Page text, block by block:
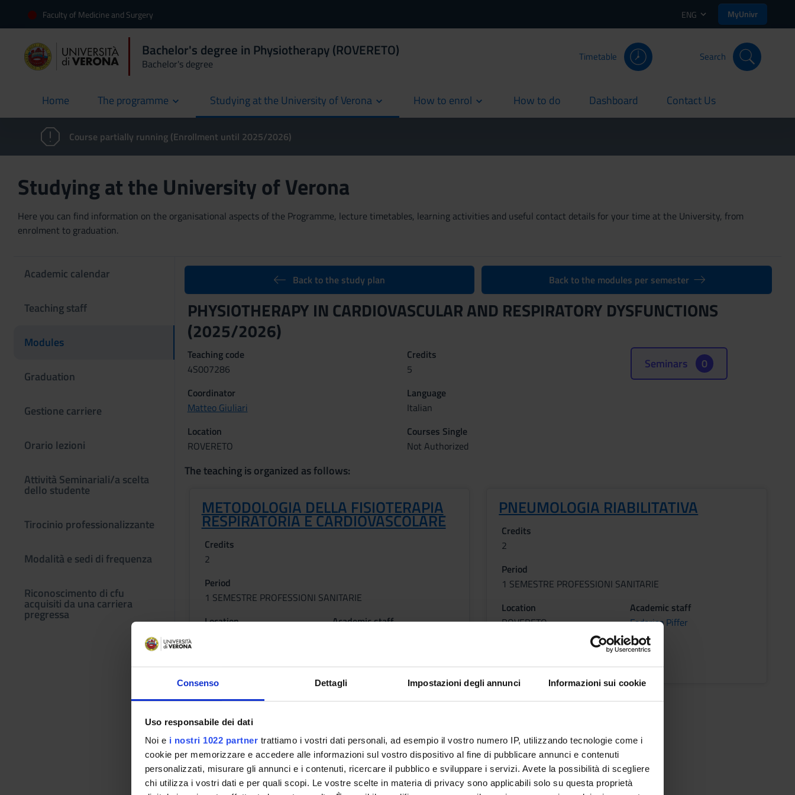
Consenso Dettagli Impostazioni degli annunci Informazioni sui cookie
Uso responsabile dei dati
Noi e i nostri 1022 partner trattiamo i vostri dati personali, ad esempio il vostro numero IP, utilizzando tecnologie come i
cookie per memorizzare e accedere alle informazioni sul vostro dispositivo al fine di pubblicare annunci e contenuti
personalizzati, misurare gli annunci e i contenuti, ricercare il pubblico e sviluppare i servizi. Avete la possibilità di scegliere
chi utilizza i vostri dati e per quali scopi. Le vostre scelte in materia di privacy sono applicabili solo su questa proprietà
Faculty of Medicine and Surgery ENG MyUnivr
Bachelor's degree in Physiotherapy (ROVERETO)
Bachelor's degree
Timetable Search
Home
current The programme Studying at the University of Verona How to enrol How to do
current Dashboard
current Contact Us
current
Course partially running (Enrollment until 2025/2026)
Studying at the University of Verona
Here you can find information on the organisational aspects of the Programme, lecture timetables, learning activities and useful contact details for your time at the University, from
enrolment to graduation.
Academic calendar
Teaching staff
Modules
Graduation
Gestione carriere
Orario lezioni
Attività Seminariali/a scelta
dello studente
Tirocinio professionalizzante
Modalità e sedi di frequenza
Riconoscimento di cfu
acquisiti da una carriera
pregressa
Back to the study plan Back to the modules per semester
PHYSIOTHERAPY IN CARDIOVASCULAR AND RESPIRATORY DYSFUNCTIONS
(2025/2026)
Teaching code
4S007286
Credits
5
Coordinator
Matteo Giuliari
Language
Italian
Location
ROVERETO
Courses Single
Not Authorized
Seminars 0
The teaching is organized as follows:
METODOLOGIA DELLA FISIOTERAPIA
RESPIRATORIA E CARDIOVASCOLARE
Credits
2
Period
1 SEMESTRE PROFESSIONI SANITARIE
Location
Academic staff
Lessons timetable
PNEUMOLOGIA RIABILITATIVA
Credits
2
Period
1 SEMESTRE PROFESSIONI SANITARIE
Location
ROVERETO
Academic staff
Federico Piffer
CARDIOLOGIA RIABILITATIVA
Credits
1
Period